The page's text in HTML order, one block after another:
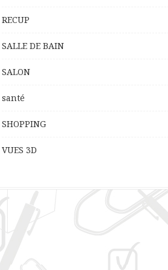
RECUP
SALLE DE BAIN
SALON
santé
SHOPPING
VUES 3D